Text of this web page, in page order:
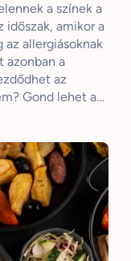
a színek a
időszak, amikor a
allergiásoknak
azonban a
az
Gond lehet a…